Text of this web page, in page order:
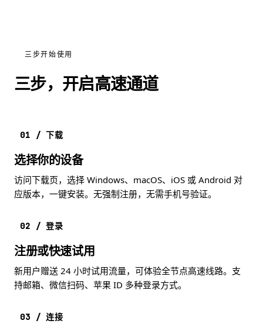
三步开始使用
三步，开启高速通道
01 / 下载
选择你的设备
访问下载页，选择 Windows、macOS、iOS 或 Android 对
应版本，一键安装。无强制注册，无需手机号验证。
02 / 登录
注册或快速试用
新用户赠送 24 小时试用流量，可体验全节点高速线路。支
持邮箱、微信扫码、苹果 ID 多种登录方式。
03 / 连接